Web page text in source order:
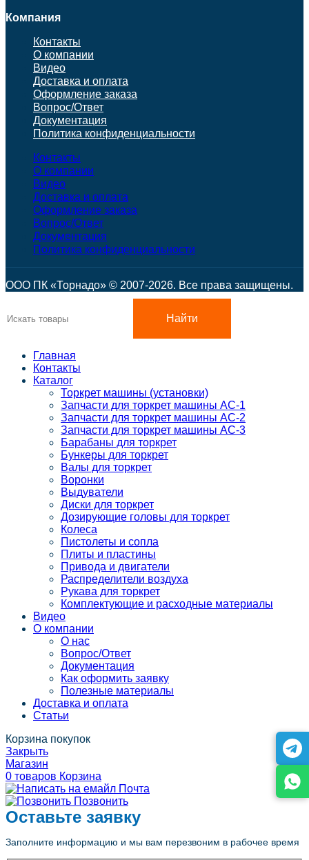
Компания
Контакты
О компании
Видео
Доставка и оплата
Оформление заказа
Вопрос/Ответ
Документация
Политика конфиденциальности
Контакты
О компании
Видео
Доставка и оплата
Оформление заказа
Вопрос/Ответ
Документация
Политика конфиденциальности
ООО ПК «Торнадо» © 2007-2026. Все права защищены.
Найти
Главная
Контакты
Каталог
Торкрет машины (установки)
Запчасти для торкрет машины АС-1
Запчасти для торкрет машины АС-2
Запчасти для торкрет машины АС-3
Барабаны для торкрет
Бункеры для торкрет
Валы для торкрет
Воронки
Выдуватели
Диски для торкрет
Дозирующие головы для торкрет
Колеса
Пистолеты и сопла
Плиты и пластины
Привода и двигатели
Распределители воздуха
Рукава для торкрет
Комплектующие и расходные материалы
Видео
О компании
О нас
Вопрос/Ответ
Документация
Как оформить заявку
Полезные материалы
Доставка и оплата
Статьи
Корзина покупок
Закрыть
Магазин
0 товаров Корзина
Почта
Позвонить
Оставьте заявку
Заполните информацию и мы вам перезвоним в рабочее время